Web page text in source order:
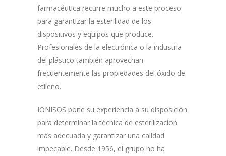
farmacéutica recurre mucho a este proceso
para garantizar la esterilidad de los
dispositivos y equipos que produce.
Profesionales de la electrónica o la industria
del plástico también aprovechan
frecuentemente las propiedades del óxido de
etileno.
IONISOS pone su experiencia a su disposición
para determinar la técnica de esterilización
más adecuada y garantizar una calidad
impecable. Desde 1956, el grupo no ha